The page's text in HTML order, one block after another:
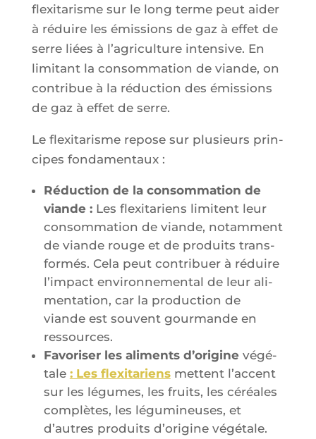
flexi­ta­risme sur le long terme peut aider
à réduire les émis­sions de gaz à effet de
serre liées à l’a­gri­cul­ture inten­sive. En
limi­tant la consom­ma­tion de viande, on
contri­bue à la réduc­tion des émis­sions
de gaz à effet de serre.
Le flexi­ta­risme repose sur plu­sieurs prin­
cipes fondamentaux :
Réduc­tion de la consom­ma­tion de
viande :Les flexi­ta­riens limitent leur
consom­ma­tion de viande, notam­ment
de viande rouge et de pro­duits trans­
for­més. Cela peut contri­buer à réduire
l’im­pact envi­ron­ne­men­tal de leur ali­
men­ta­tion, car la pro­duc­tion de
viande est sou­vent gour­mande en
ressources.
Favo­ri­ser les ali­ments d’o­ri­gine végé­
tale : Les flexi­ta­riensmettent l’ac­cent
sur les légumes, les fruits, les céréales
com­plètes, les légu­mi­neuses, et
d’autres pro­duits d’o­ri­gine végé­tale.